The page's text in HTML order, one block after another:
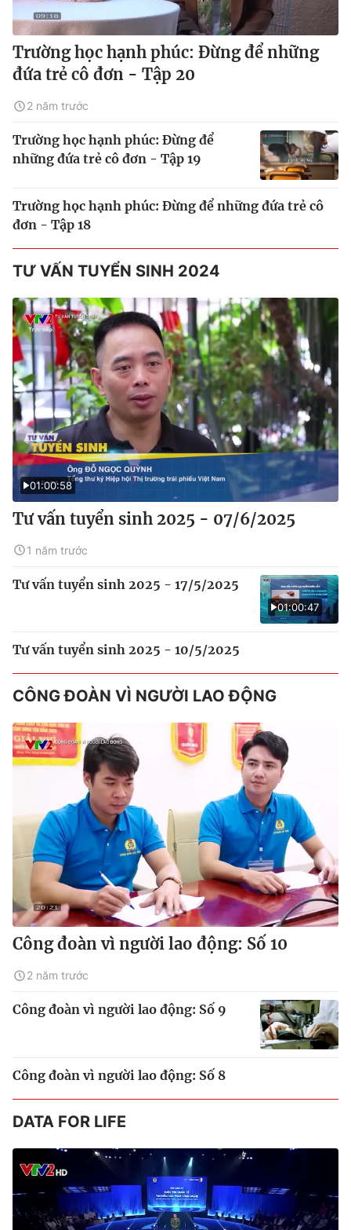
Trường học hạnh phúc: Đừng để những
đứa trẻ cô đơn - Tập 20
2 năm trước
Trường học hạnh phúc: Đừng để
những đứa trẻ cô đơn - Tập 19
Trường học hạnh phúc: Đừng để những đứa trẻ cô
đơn - Tập 18
TƯ VẤN TUYỂN SINH 2024
01:00:58
Tư vấn tuyển sinh 2025 - 07/6/2025
1 năm trước
01:00:47
Tư vấn tuyển sinh 2025 - 17/5/2025
Tư vấn tuyển sinh 2025 - 10/5/2025
CÔNG ĐOÀN VÌ NGƯỜI LAO ĐỘNG
Công đoàn vì người lao động: Số 10
2 năm trước
Công đoàn vì người lao động: Số 9
Công đoàn vì người lao động: Số 8
DATA FOR LIFE